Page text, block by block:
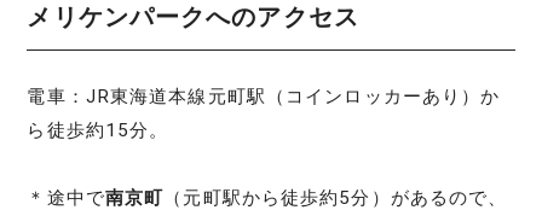
メリケンパークへのアクセス
電車：JR東海道本線元町駅（コインロッカーあり）か
ら徒歩約15分。
＊途中で南京町 （元町駅から徒歩約5分）があるので、